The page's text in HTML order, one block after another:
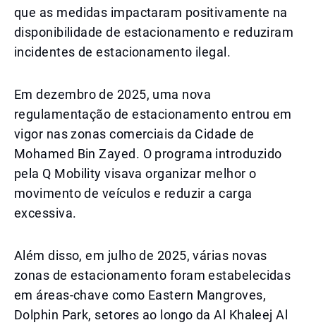
que as medidas impactaram positivamente na
disponibilidade de estacionamento e reduziram
incidentes de estacionamento ilegal.
Em dezembro de 2025, uma nova
regulamentação de estacionamento entrou em
vigor nas zonas comerciais da Cidade de
Mohamed Bin Zayed. O programa introduzido
pela Q Mobility visava organizar melhor o
movimento de veículos e reduzir a carga
excessiva.
Além disso, em julho de 2025, várias novas
zonas de estacionamento foram estabelecidas
em áreas-chave como Eastern Mangroves,
Dolphin Park, setores ao longo da Al Khaleej Al